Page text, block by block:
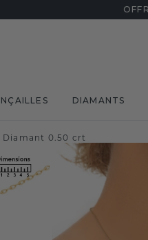
DIAMANTS
Diamant 0.50 crt